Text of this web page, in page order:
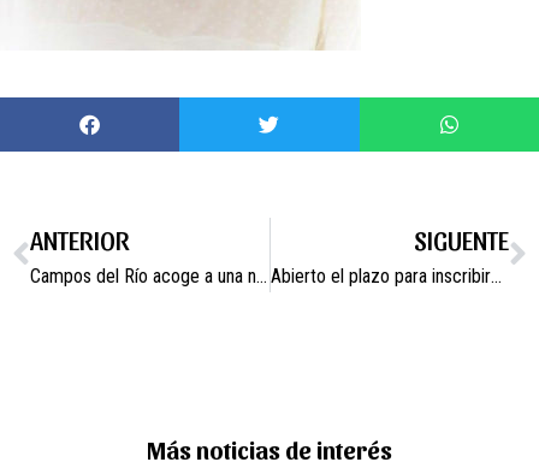
ANTERIOR
Campos del Río acoge a una nueva familia llegada desde Ucrania
SIGUENTE
Abierto el plazo para inscribirse en la Escuela de Primavera
Más noticias de interés